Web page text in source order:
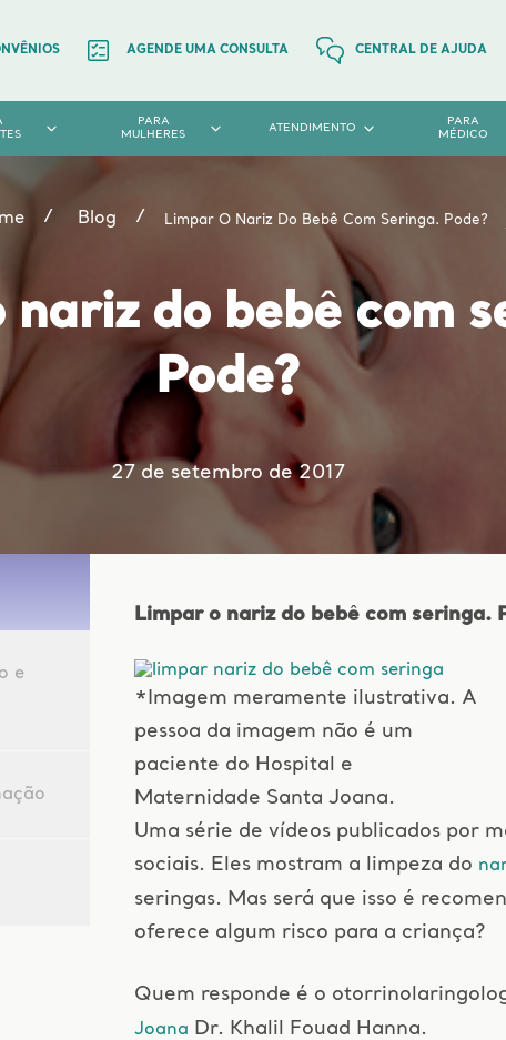
AGENDE UMA CONSULTA CENTRAL DE AJUDA
PARA
MULHERES
ATENDIMENTO
PARA
MÉDICO
Blog Limpar O Nariz Do Bebê Com Seringa. Pode?
nariz do bebê com
Pode?
27 de setembro de 2017
e
Limpar o nariz do bebê com seringa.
*Imagem meramente ilustrativa. A
pessoa da imagem não é um
paciente do Hospital e
Maternidade Santa Joana.
Uma série de vídeos publicados por
sociais. Eles mostram a limpeza do
seringas. Mas será que isso é
oferece algum risco para a criança?
Quem responde é o
Joana Dr. Khalil Fouad Hanna.